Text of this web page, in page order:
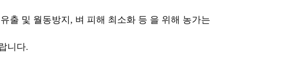
출 및 월동방지, 벼 피해 최소화 등 을 위해 농가는
니다.